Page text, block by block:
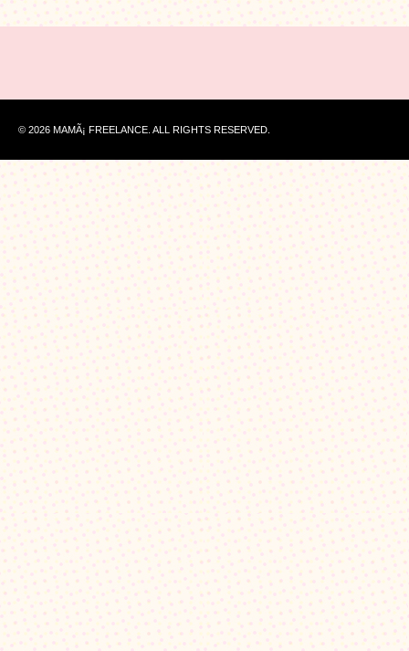
© 2026 MAMÃ¡ FREELANCE. ALL RIGHTS RESERVED.